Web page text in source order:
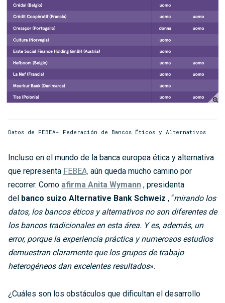
Datos de FEBEA- Federación de Bancos Éticos y Alternativos
Incluso en el mundo de la banca europea ética y alternativa
que representa FEBEA, aún queda mucho camino por
recorrer. Como afirma Anita Wymann , presidenta
del banco suizo Alternative Bank Schweiz , “mirando los
datos, los bancos éticos y alternativos no son diferentes de
los bancos tradicionales en esta área. Y es, además, un
error, porque la experiencia práctica y numerosos estudios
demuestran claramente que los grupos de trabajo
heterogéneos dan excelentes resultados».
¿Cuáles son los obstáculos que dificultan el desarrollo